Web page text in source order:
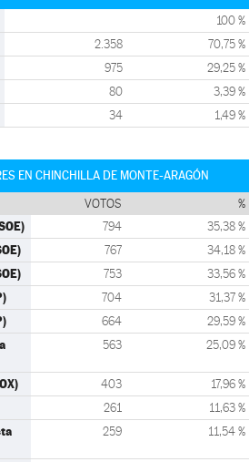
100 %
2.358 70,75 %
975 29,25 %
80 3,39 %
34 1,49 %
EN CHINCHILLA DE MONTE-ARAGÓN
VOTOS %
794 35,38 %
767 34,18 %
753 33,56 %
704 31,37 %
664 29,59 %
563 25,09 %
403 17,96 %
261 11,63 %
259 11,54 %